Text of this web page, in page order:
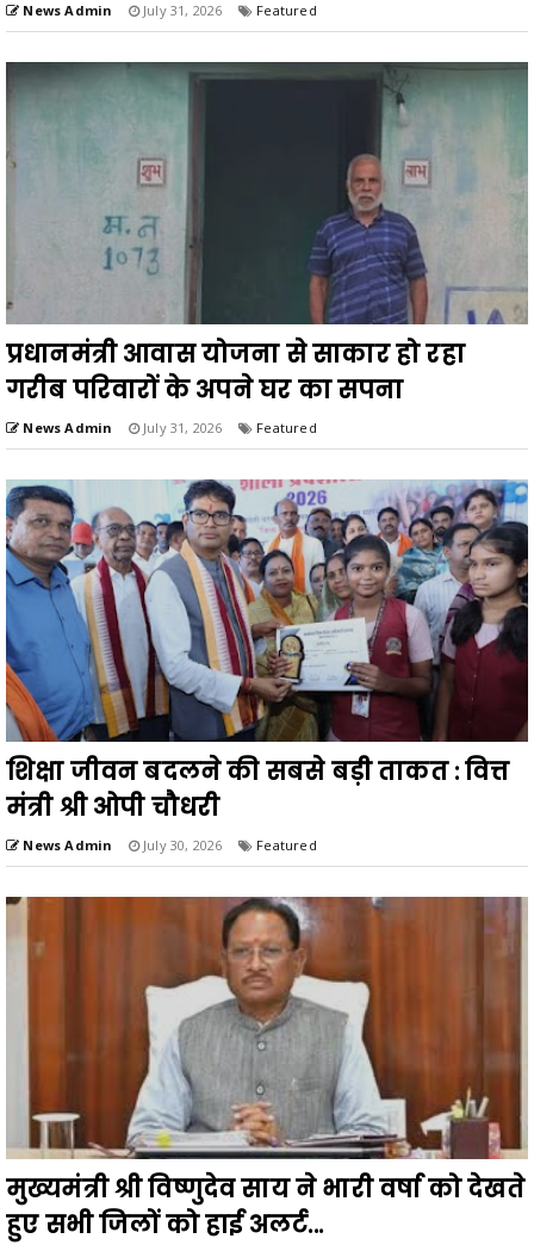
News Admin July 31, 2026 Featured
प्रधानमंत्री आवास योजना से साकार हो रहा
गरीब परिवारों के अपने घर का सपना
News Admin July 31, 2026 Featured
शिक्षा जीवन बदलने की सबसे बड़ी ताकत : वित्त
मंत्री श्री ओपी चौधरी
News Admin July 30, 2026 Featured
मुख्यमंत्री श्री विष्णुदेव साय ने भारी वर्षा को देखते
हुए सभी जिलों को हाई अलर्ट...